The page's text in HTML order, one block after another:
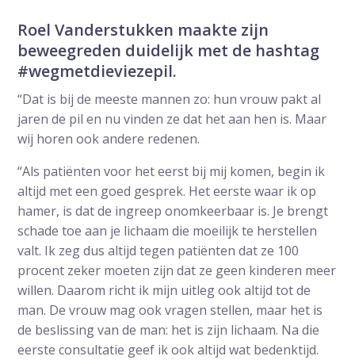
Roel Vanderstukken maakte zijn
beweegreden duidelijk met de hashtag
#wegmetdieviezepil.
“Dat is bij de meeste mannen zo: hun vrouw pakt al
jaren de pil en nu vinden ze dat het aan hen is. Maar
wij horen ook andere redenen.
“Als patiënten voor het eerst bij mij komen, begin ik
altijd met een goed gesprek. Het eerste waar ik op
hamer, is dat de ingreep onomkeerbaar is. Je brengt
schade toe aan je lichaam die moeilijk te herstellen
valt. Ik zeg dus altijd tegen patiënten dat ze 100
procent zeker moeten zijn dat ze geen kinderen meer
willen. Daarom richt ik mijn uitleg ook altijd tot de
man. De vrouw mag ook vragen stellen, maar het is
de beslissing van de man: het is zijn lichaam. Na die
eerste consultatie geef ik ook altijd wat bedenktijd.